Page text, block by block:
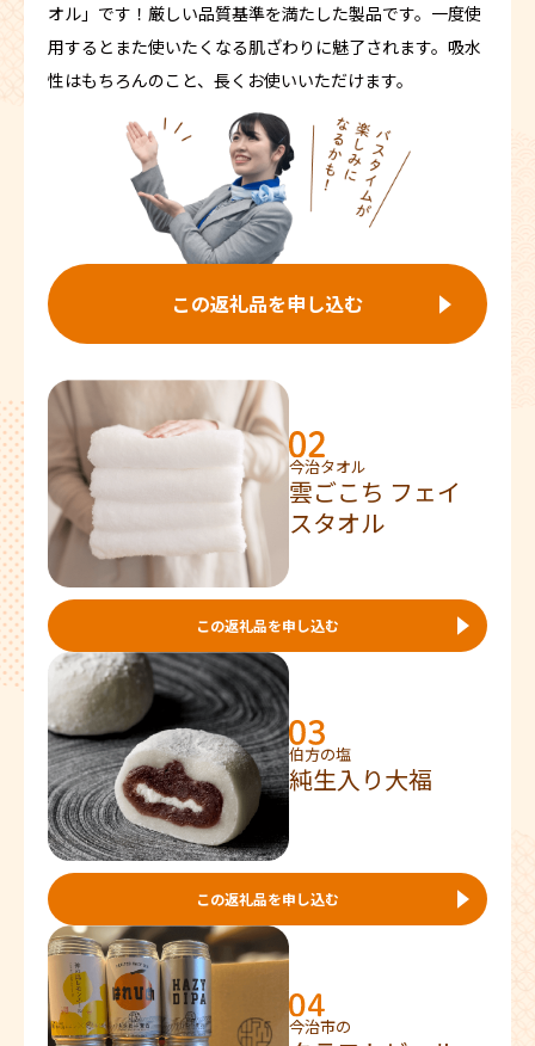
オル」です！厳しい品質基準を満たした製品です。一度使
用するとまた使いたくなる肌ざわりに魅了されます。吸水
性はもちろんのこと、長くお使いいただけます。
この返礼品を申し込む
今治タオル
雲ごこち フェイ
スタオル
この返礼品を申し込む
伯方の塩
純生入り大福
この返礼品を申し込む
今治市の